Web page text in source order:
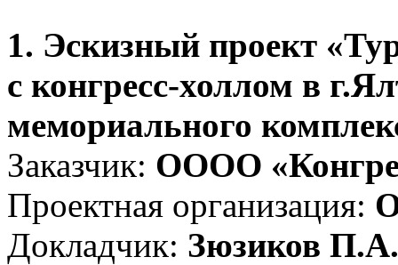
1. Эскизный проект
с конгресс-холлом в
мемориального
Заказчик: ОООО
Проектная организация:
Докладчик: Зюзиков П.А.